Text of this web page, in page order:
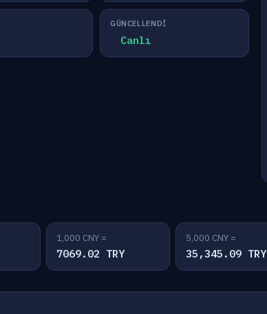
GÜNCELLENDI
Canlı
1,000 CNY =
7069.02 TRY
5,000 CNY =
35,345.09 TRY